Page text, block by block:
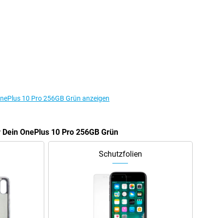
10 Pro 256GB Grün anzeigen
OnePlus 10 Pro 256GB Grün
Schutzfolien